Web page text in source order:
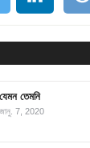
যেমন তেমনি
জানু. 7, 2020